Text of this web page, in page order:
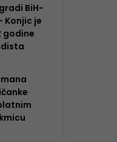
BiH-
Konjic je
godine